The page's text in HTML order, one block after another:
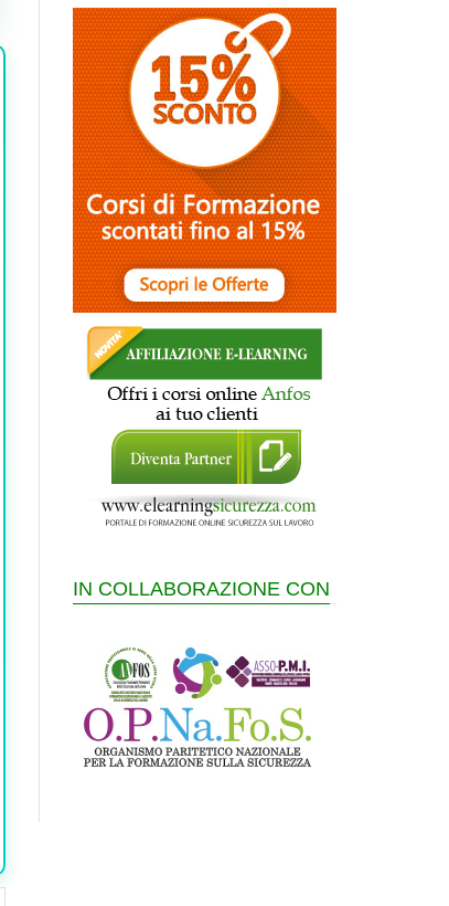
IN COLLABORAZIONE CON